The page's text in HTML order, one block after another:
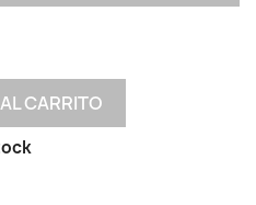
CARRITO